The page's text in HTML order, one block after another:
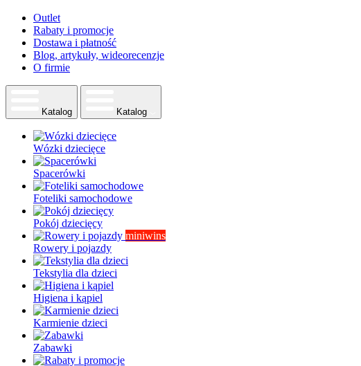
Outlet
Rabaty i promocje
Dostawa i płatność
Blog, artykuły, wideorecenzje
O firmie
Katalog Katalog
Wózki dziecięce
Spacerówki
Foteliki samochodowe
Pokój dziecięcy
miniwins
Rowery i pojazdy
Tekstylia dla dzieci
Higiena i kąpiel
Karmienie dzieci
Zabawki